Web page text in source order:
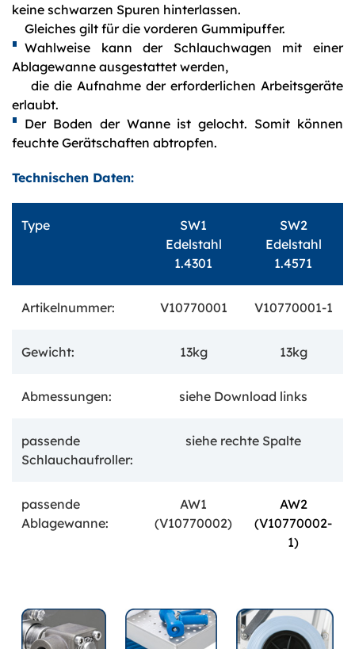
keine schwarzen Spuren hinterlassen.
Gleiches gilt für die vorderen Gummipuffer.
Wahlweise kann der Schlauchwagen mit einer
Ablagewanne ausgestattet werden,
die die Aufnahme der erforderlichen Arbeitsgeräte
erlaubt.
Der Boden der Wanne ist gelocht. Somit können
feuchte Gerätschaften abtropfen.
Technischen Daten:
Type
SW1
Edelstahl
1.4301
SW2
Edelstahl
1.4571
Artikelnummer: V10770001 V10770001-1
Gewicht: 13kg 13kg
Abmessungen: siehe Download links
passende
Schlauchaufroller:
siehe rechte Spalte
passende
Ablagewanne:
AW1
(V10770002)
AW2
(V10770002-
1)